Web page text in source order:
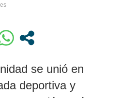
se unió en
deportiva y